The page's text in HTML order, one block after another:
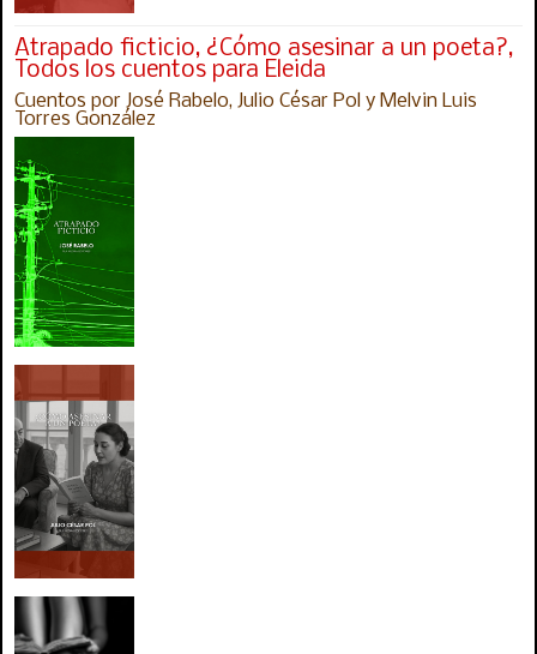
Atrapado ficticio, ¿Cómo asesinar a un poeta?,
Todos los cuentos para Eleida
Cuentos por José Rabelo, Julio César Pol y Melvin Luis
Torres González